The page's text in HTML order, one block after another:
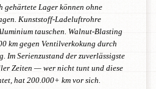
Lager können ohne
Kunststoff-Ladeluftrohre
tauschen. Walnut-Blasting
km gegen Ventilverkokung durch
Im Serienzustand der zuverlässigste
Zeiten — wer nicht tunt und diese
hat 200.000+ km vor sich.